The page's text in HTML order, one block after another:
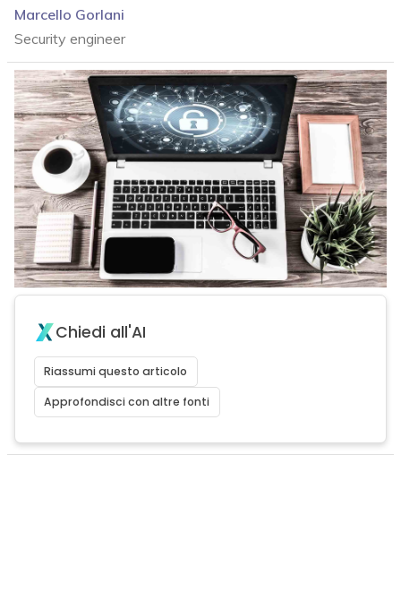
Marcello Gorlani
Security engineer
Chiedi all'AI
Riassumi questo articolo
Approfondisci con altre fonti